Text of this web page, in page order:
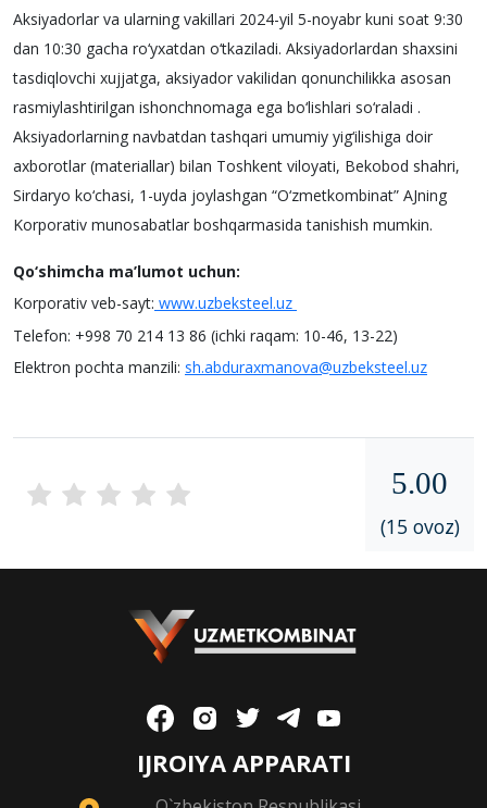
Aksiyadorlar va ularning vakillari 2024-yil 5-noyabr kuni soat 9:30
dan 10:30 gacha ro‘yxatdan o‘tkaziladi. Aksiyadorlardan shaxsini
tasdiqlovchi xujjatga, aksiyador vakilidan qonunchilikka asosan
rasmiylashtirilgan ishonchnomaga ega bo‘lishlari so‘raladi .
Aksiyadorlarning navbatdan tashqari umumiy yig‘ilishiga doir
axborotlar (materiallar) bilan Toshkent viloyati, Bekobod shahri,
Sirdaryo ko‘chasi, 1-uyda joylashgan “O‘zmetkombinat” AJning
Korporativ munosabatlar boshqarmasida tanishish mumkin.
Qo‘shimcha ma’lumot uchun:
Korporativ veb-sayt: www.uzbeksteel.uz
Telefon: +998 70 214 13 86 (ichki raqam: 10-46, 13-22)
Elektron pochta manzili: sh.abduraxmanova@uzbeksteel.uz
5.00
(15 ovoz)
IJROIYA APPARATI